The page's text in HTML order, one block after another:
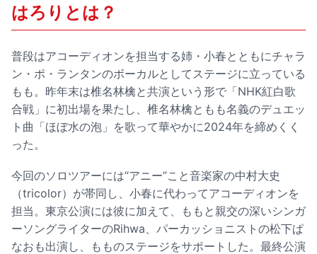
はろりとは？
普段はアコーディオンを担当する姉・小春とともにチャラ
ン・ポ・ランタンのボーカルとしてステージに立っている
もも。昨年末は椎名林檎と共演という形で「NHK紅白歌
合戦」に初出場を果たし、椎名林檎ともも名義のデュエッ
ト曲「ほぼ水の泡」を歌って華やかに2024年を締めくく
った。
今回のソロツアーには“アニー”こと音楽家の中村大史
（tricolor）が帯同し、小春に代わってアコーディオンを
担当。東京公演には彼に加えて、ももと親交の深いシンガ
ーソングライターのRihwa、パーカッショニストの松下ぱ
なおも出演し、もものステージをサポートした。最終公演